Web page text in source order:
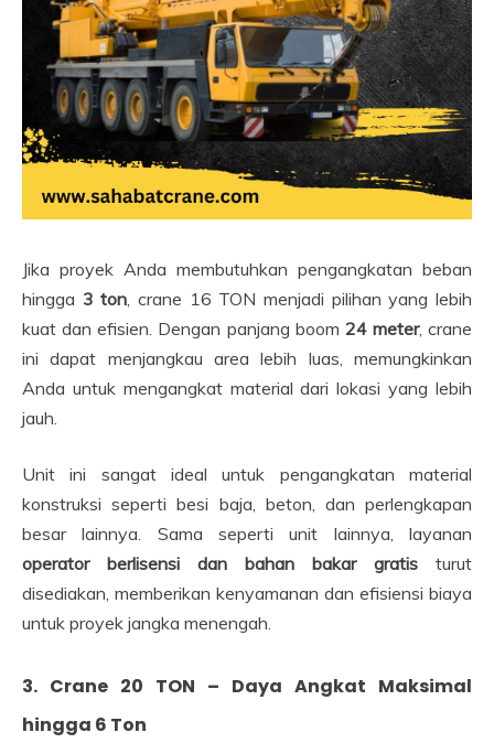
Jika proyek Anda membutuhkan pengangkatan beban
hingga 3 ton , crane 16 TON menjadi pilihan yang lebih
kuat dan efisien. Dengan panjang boom 24 meter, crane
ini dapat menjangkau area lebih luas, memungkinkan
Anda untuk mengangkat material dari lokasi yang lebih
jauh.
Unit ini sangat ideal untuk pengangkatan material
konstruksi seperti besi baja, beton, dan perlengkapan
besar lainnya. Sama seperti unit lainnya, layanan
operator berlisensi dan bahan bakar gratis turut
disediakan, memberikan kenyamanan dan efisiensi biaya
untuk proyek jangka menengah.
3. Crane 20 TON – Daya Angkat Maksimal
hingga 6 Ton